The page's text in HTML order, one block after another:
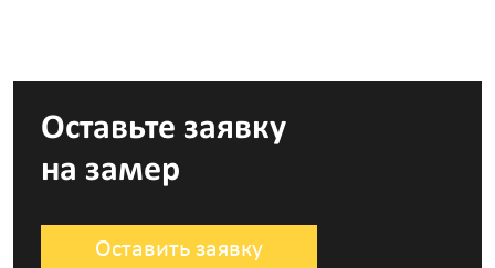
Оставьте заявку
на замер
Оставить заявку